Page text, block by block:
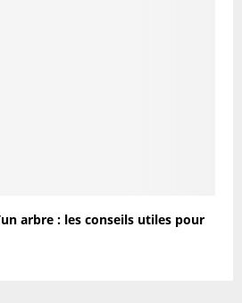
arbre : les conseils utiles pour